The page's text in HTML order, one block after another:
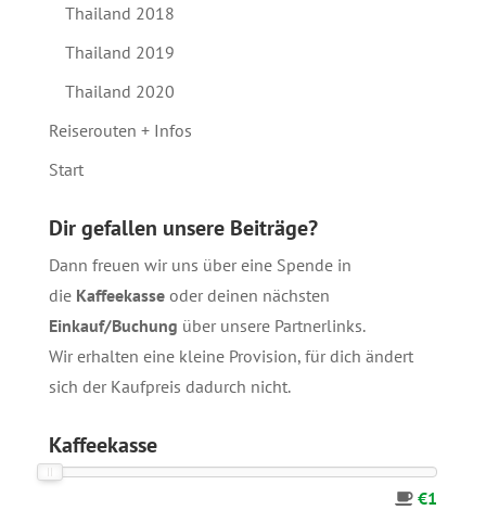
Thailand 2018
Thailand 2019
Thailand 2020
Reiserouten + Infos
Start
Dir gefallen unsere Beiträge?
Dann freuen wir uns über eine Spende in
die Kaffeekasseoder deinen nächsten
Einkauf/Buchung über unsere Partnerlinks.
Wir erhalten eine kleine Provision, für dich ändert
sich der Kaufpreis dadurch nicht.
Kaffeekasse
€1